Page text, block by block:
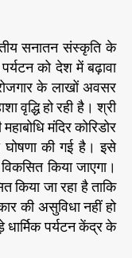
सनातन संस्कृति के
को देश में बढ़ावा
के लाखों अवसर
वृद्धि हो रही है। श्री
मंदिर कोरिडोर
घोषणा की गई है। इसे
किया जाएगा।
किया जा रहा है ताकि
की असुविधा नहीं हो
पर्यटन केंद्र के